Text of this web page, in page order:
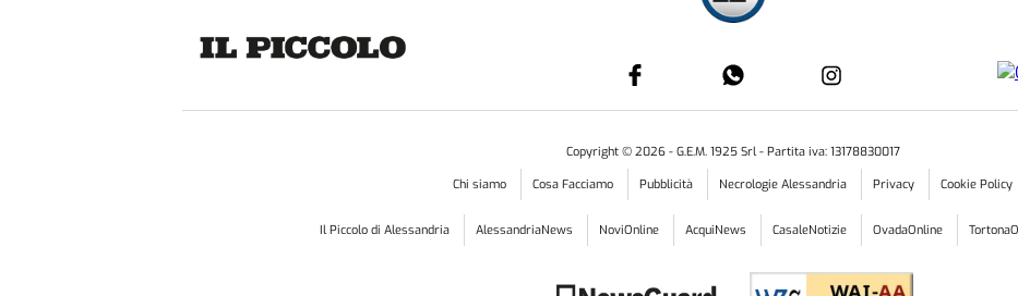
Copyright © 2026 - G.E.M. 1925 Srl - Partita iva: 13178830017
Chi siamo
Cosa Facciamo Pubblicità Necrologie Alessandria Privacy Cookie Policy
Il Piccolo di Alessandria AlessandriaNews NoviOnline AcquiNews CasaleNotizie OvadaOnline